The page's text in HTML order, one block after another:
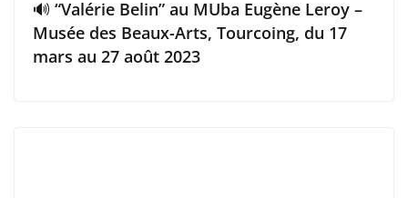
🔊 “Valérie Belin” au MUba Eugène Leroy –
Musée des Beaux-Arts, Tourcoing, du 17
mars au 27 août 2023